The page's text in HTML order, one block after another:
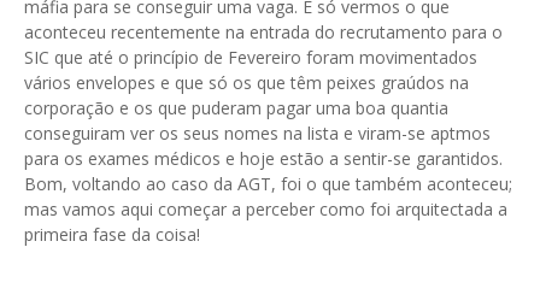
máfia para se conseguir uma vaga. É só vermos o que
aconteceu recentemente na entrada do recrutamento para o
SIC que até o princípio de Fevereiro foram movimentados
vários envelopes e que só os que têm peixes graúdos na
corporação e os que puderam pagar uma boa quantia
conseguiram ver os seus nomes na lista e viram-se aptmos
para os exames médicos e hoje estão a sentir-se garantidos.
Bom, voltando ao caso da AGT, foi o que também aconteceu;
mas vamos aqui começar a perceber como foi arquitectada a
primeira fase da coisa!